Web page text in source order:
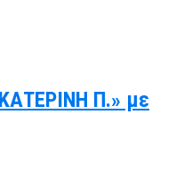
Π.» με